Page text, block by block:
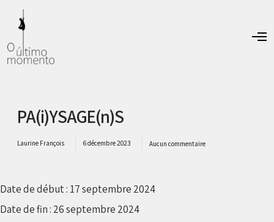
O
PA(i)YSAGE(n)S
Laurine François 6 décembre 2023 Aucun commentaire
Date de début : 17 septembre 2024
Date de fin : 26 septembre 2024